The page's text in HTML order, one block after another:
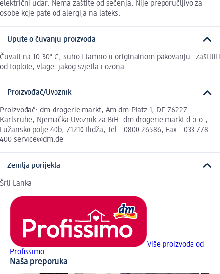
električni udar. Nema zaštite od sečenja. Nije preporučljivo za
osobe koje pate od alergija na lateks.
Upute o čuvanju proizvoda
Čuvati na 10-30° C, suho i tamno u originalnom pakovanju i zaštititi
od toplote, vlage, jakog svjetla i ozona.
Proizvođač/Uvoznik
Proizvođač: dm-drogerie markt, Am dm-Platz 1, DE-76227
Karlsruhe, Njemačka Uvoznik za BiH: dm drogerie markt d.o.o.,
Lužansko polje 40b, 71210 Ilidža; Tel.: 0800 26586, Fax.: 033 778
400 service@dm.de
Zemlja porijekla
Šrli Lanka
Više proizvoda od
Profissimo
Naša preporuka